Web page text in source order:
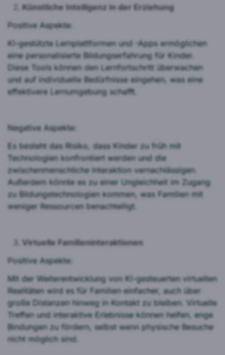
Künstliche Intelligenz in der Erziehung
Positive Aspekte:
KI-gestützte Lernplattformen und -Apps ermöglichen
eine personalisierte Bildungserfahrung für Kinder.
Diese Tools können den Lernfortschritt überwachen
und auf individuelle Bedürfnisse eingehen, was eine
effektivere Lernumgebung schafft.
Negative Aspekte:
Es besteht das Risiko, dass Kinder zu früh mit
Technologien konfrontiert werden und die
zwischenmenschliche Interaktion vernachlässigen.
Außerdem könnte es zu einer Ungleichheit im Zugang
zu Bildungstechnologien kommen, was Familien mit
weniger Ressourcen benachteiligt.
Virtuelle Familieninteraktionen
Positive Aspekte:
Mit der Weiterentwicklung von KI-gesteuerten virtuellen
Realitäten wird es für Familien einfacher, auch über
große Distanzen hinweg in Kontakt zu bleiben. Virtuelle
Treffen und interaktive Erlebnisse können helfen, enge
Bindungen zu fördern, selbst wenn physische Besuche
nicht möglich sind.